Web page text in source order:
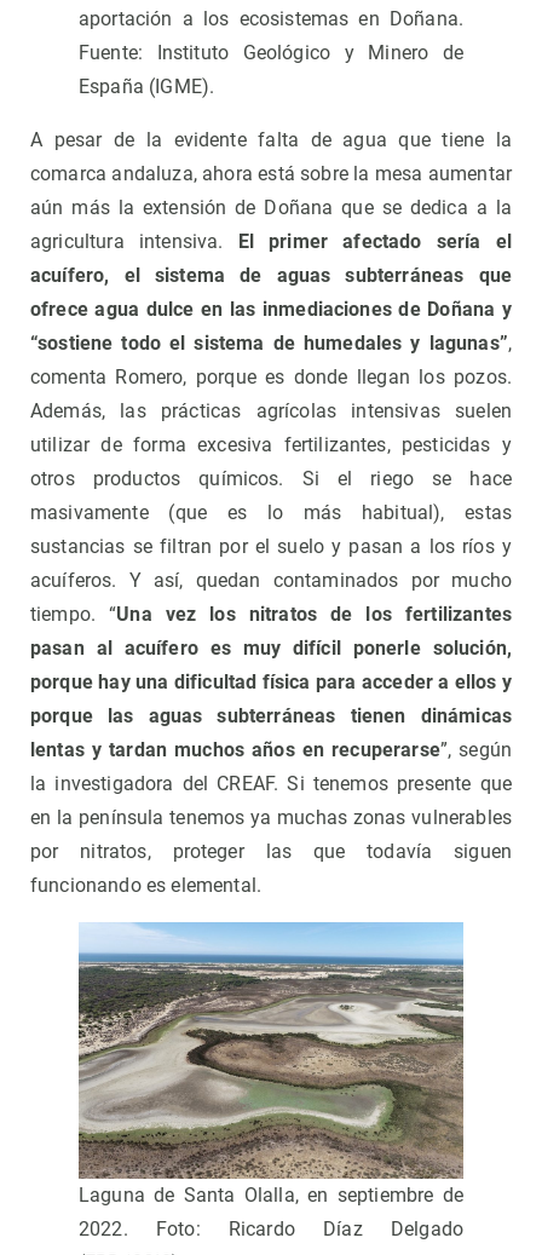
aportación a los ecosistemas en Doñana.
Fuente: Instituto Geológico y Minero de
España (IGME).
A pesar de la evidente falta de agua que tiene la
comarca andaluza, ahora está sobre la mesa aumentar
aún más la extensión de Doñana que se dedica a la
agricultura intensiva. El primer afectado sería el
acuífero, el sistema de aguas subterráneas que
ofrece agua dulce en las inmediaciones de Doñana y
“sostiene todo el sistema de humedales y lagunas”,
comenta Romero, porque es donde llegan los pozos.
Además, las prácticas agrícolas intensivas suelen
utilizar de forma excesiva fertilizantes, pesticidas y
otros productos químicos. Si el riego se hace
masivamente (que es lo más habitual), estas
sustancias se filtran por el suelo y pasan a los ríos y
acuíferos. Y así, quedan contaminados por mucho
tiempo. “Una vez los nitratos de los fertilizantes
pasan al acuífero es muy difícil ponerle solución,
porque hay una dificultad física para acceder a ellos y
porque las aguas subterráneas tienen dinámicas
lentas y tardan muchos años en recuperarse”, según
la investigadora del CREAF. Si tenemos presente que
en la península tenemos ya muchas zonas vulnerables
por nitratos, proteger las que todavía siguen
funcionando es elemental.
Laguna de Santa Olalla, en septiembre de
2022. Foto: Ricardo Díaz Delgado